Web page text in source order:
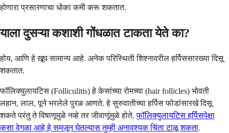
होणारा प्रसारणाचा धोका कमी करू शकतात.
याला दुसऱ्या कशाशी गोंधळात टाकता येते का?
होय, आणि हे खूप सामान्य आहे. अनेक परिस्थिती शिश्नावरील हर्पिससारख्या दिसू
शकतात.
फॉलिक्युलायटिस (Folliculitis) हे केसांच्या रोमच्या (hair follicles) भोवती
लहान, लाल, पूने भरलेले पुरळ आणते. हे सुरुवातीच्या हर्पिस फोडांसारखे दिसू
शकते परंतु ते विषाणूमुळे नव्हे तर जीवाणूंमुळे होते.फॉलिक्युलायटिस हर्पिसपेक्षा
कसा वेगळा आहे हे समजून घेतल्यास तुम्ही अनावश्यक चिंता टाळू शकता.